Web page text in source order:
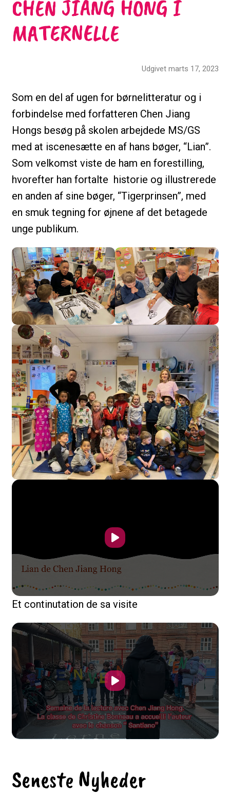
CHEN JIANG HONG I
MATERNELLE
Udgivet marts 17, 2023
Som en del af ugen for børnelitteratur og i
forbindelse med forfatteren Chen Jiang
Hongs besøg på skolen arbejdede MS/GS
med at iscenesætte en af hans bøger, “Lian”.
Som velkomst viste de ham en forestilling,
hvorefter han fortalte historie og illustrerede
en anden af sine bøger, “Tigerprinsen”, med
en smuk tegning for øjnene af det betagede
unge publikum.
Et continutation de sa visite
Seneste Nyheder